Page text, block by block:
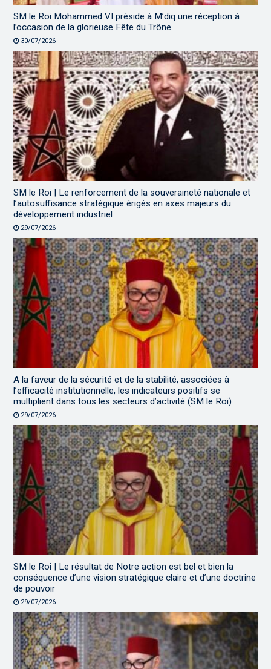
SM le Roi Mohammed VI préside à M’diq une réception à
l’occasion de la glorieuse Fête du Trône
30/07/2026
SM le Roi | Le renforcement de la souveraineté nationale et
l’autosuffisance stratégique érigés en axes majeurs du
développement industriel
29/07/2026
A la faveur de la sécurité et de la stabilité, associées à
l’efficacité institutionnelle, les indicateurs positifs se
multiplient dans tous les secteurs d’activité (SM le Roi)
29/07/2026
SM le Roi | Le résultat de Notre action est bel et bien la
conséquence d’une vision stratégique claire et d’une doctrine
de pouvoir
29/07/2026